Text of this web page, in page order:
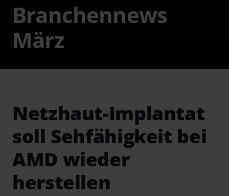
Branchennews
März
Netzhaut-Implantat
soll Sehfähigkeit bei
AMD wieder
herstellen